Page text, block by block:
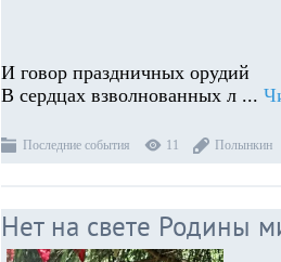
И говор праздничных орудий
В сердцах взволнованных л ...
Последние события 11 Полынкин
Нет на свете Родины